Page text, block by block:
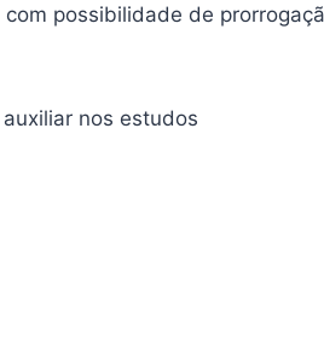
possibilidade de
nos estudos